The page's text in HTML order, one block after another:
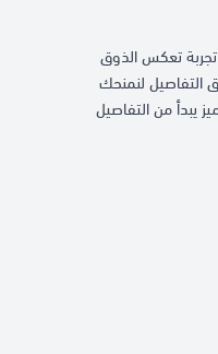
تعكس الذوق
التفاصيل لنمنحك
يبدأ من التفاصيل